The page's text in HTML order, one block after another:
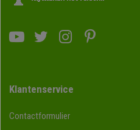
Klantenservice
Contactformulier